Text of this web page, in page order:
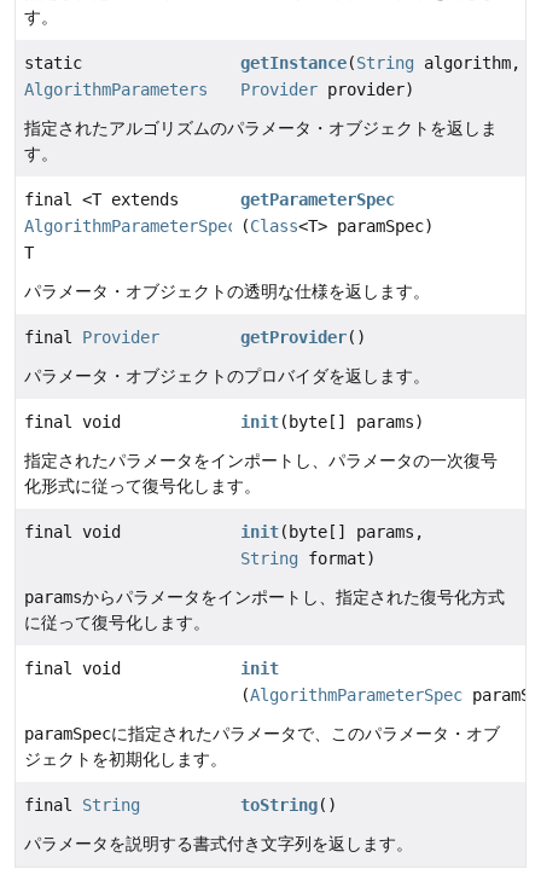
す。
static
AlgorithmParameters
getInstance(String algorithm,
Provider provider)
指定されたアルゴリズムのパラメータ・オブジェクトを返しま
す。
final <T extends
AlgorithmParameterSpec
>
T
getParameterSpec
(Class<T> paramSpec)
パラメータ・オブジェクトの透明な仕様を返します。
final Provider getProvider()
パラメータ・オブジェクトのプロバイダを返します。
final void init(byte[] params)
指定されたパラメータをインポートし、パラメータの一次復号
化形式に従って復号化します。
final void init(byte[] params,
String format)
paramsからパラメータをインポートし、指定された復号化方式
に従って復号化します。
final void
init
(AlgorithmParameterSpec
paramSpecに指定されたパラメータで、このパラメータ・オブ
ジェクトを初期化します。
final String toString()
パラメータを説明する書式付き文字列を返します。